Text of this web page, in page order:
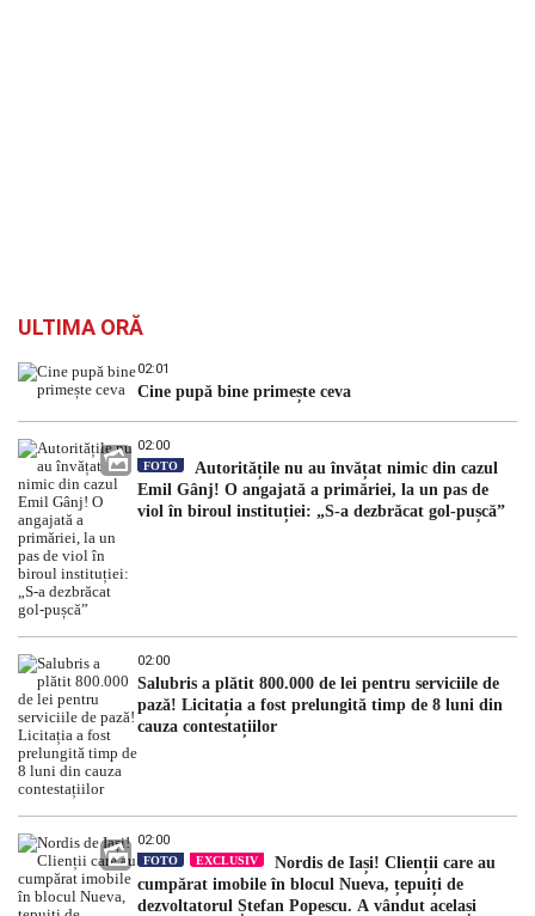
ULTIMA ORĂ
02:01
Cine pupă bine primește ceva
02:00
FOTO
Autoritățile nu au învățat nimic din cazul
Emil Gânj! O angajată a primăriei, la un pas de
viol în biroul instituției: „S-a dezbrăcat gol-pușcă”
02:00
Salubris a plătit 800.000 de lei pentru serviciile de
pază! Licitația a fost prelungită timp de 8 luni din
cauza contestațiilor
02:00
FOTO EXCLUSIV
Nordis de Iași! Clienții care au
cumpărat imobile în blocul Nueva, țepuiți de
dezvoltatorul Ștefan Popescu. A vândut același